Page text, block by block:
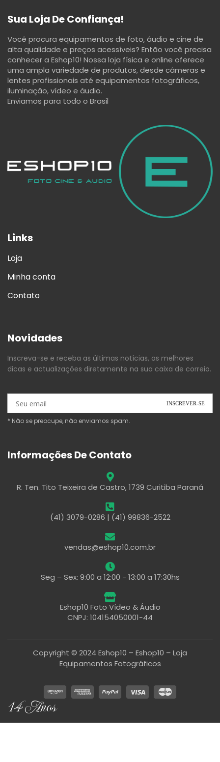
Sua Loja De Confiança!
Você procura equipamentos de foto, áudio e cine de
alta qualidade e preços acessíveis? Então você precisa
conhecer a Eshop10! Nossa loja física e online oferece
uma ampla variedade de produtos, desde câmeras e
lentes profissionais até equipamentos fotográficos,
iluminação, vídeo e áudio.
Enviamos para todo o Brasil
Links
Loja
Minha conta
Contato
Novidades
Inscreva-se e receba as últimas notícias, as melhores
dicas e actualizações diretamente na sua caixa de correio.
* Não se preocupe, não enviamos spam.
Informações De Contato
R. Ten. Tito Teixeira de Castro, 1739 Curitiba Paraná
(41) 3079-0286 | (41) 99836-2522
vendas@eshop10.com.br
Seg – Sex: 9:00 a 12:00 - 13:00 a 17:30hs
Eshop10 Foto Vídeo & Áudio
CNPJ: 104154050001-44
Copyright © 2024 Eshop10 – Eshop10 – Loja
Equipamentos Fotográficos
14 Anos